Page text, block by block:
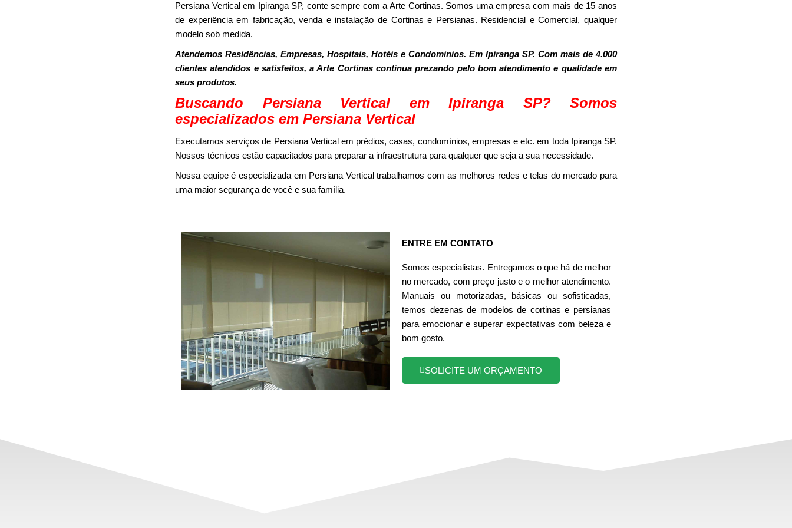
Persiana Vertical em Ipiranga SP, conte sempre com a Arte Cortinas. Somos uma empresa com mais de 15 anos
de experiência em fabricação, venda e instalação de Cortinas e Persianas. Residencial e Comercial, qualquer
modelo sob medida.
Atendemos Residências, Empresas, Hospitais, Hotéis e Condominios. Em Ipiranga SP. Com mais de 4.000
clientes atendidos e satisfeitos, a Arte Cortinas continua prezando pelo bom atendimento e qualidade em
seus produtos.
Buscando Persiana Vertical em Ipiranga SP? Somos
especializados em Persiana Vertical
Executamos serviços de Persiana Vertical em prédios, casas, condomínios, empresas e etc. em toda Ipiranga SP.
Nossos técnicos estão capacitados para preparar a infraestrutura para qualquer que seja a sua necessidade.
Nossa equipe é especializada em Persiana Vertical trabalhamos com as melhores redes e telas do mercado para
uma maior segurança de você e sua família.
ENTRE EM CONTATO
Somos especialistas. Entregamos o que há de melhor
no mercado, com preço justo e o melhor atendimento.
Manuais ou motorizadas, básicas ou sofisticadas,
temos dezenas de modelos de cortinas e persianas
para emocionar e superar expectativas com beleza e
bom gosto.
SOLICITE UM ORÇAMENTO